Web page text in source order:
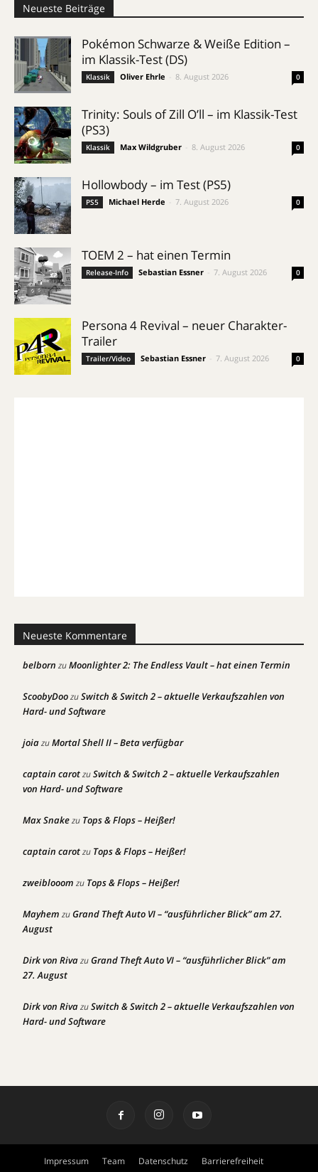
Neueste Beiträge
Pokémon Schwarze & Weiße Edition –
im Klassik-Test (DS)
Klassik Oliver Ehrle 8. August 2026 0
Trinity: Souls of Zill O’ll – im Klassik-Test
(PS3)
Klassik Max Wildgruber 8. August 2026 0
Hollowbody – im Test (PS5)
PS5 Michael Herde 7. August 2026 0
TOEM 2 – hat einen Termin
Release-Info Sebastian Essner 7. August 2026 0
Persona 4 Revival – neuer Charakter-
Trailer
Trailer/Video Sebastian Essner 7. August 2026 0
Neueste Kommentare
belborn zuMoonlighter 2: The Endless Vault – hat einen Termin
ScoobyDoozuSwitch & Switch 2 – aktuelle Verkaufszahlen von
Hard- und Software
joiazuMortal Shell II – Beta verfügbar
captain carotzuSwitch & Switch 2 – aktuelle Verkaufszahlen
von Hard- und Software
Max Snakezu Tops & Flops – Heißer!
captain carotzu Tops & Flops – Heißer!
zweiblooom zu Tops & Flops – Heißer!
Mayhem zuGrand Theft Auto VI – “ausführlicher Blick” am 27.
August
Dirk von RivazuGrand Theft Auto VI – “ausführlicher Blick” am
27. August
Dirk von RivazuSwitch & Switch 2 – aktuelle Verkaufszahlen von
Hard- und Software
Impressum Team Datenschutz
Barrierefreiheit